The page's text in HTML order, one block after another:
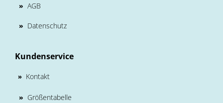
» AGB
» Datenschutz
Kundenservice
» Kontakt
» Größentabelle